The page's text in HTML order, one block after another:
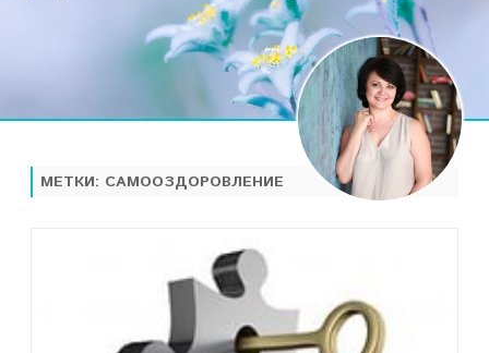
МЕТКИ: САМООЗДОРОВЛЕНИЕ